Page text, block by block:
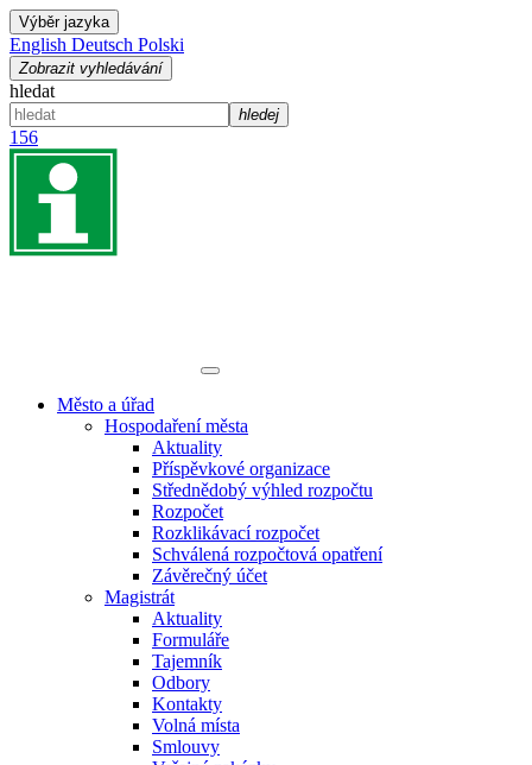
Výběr jazyka
English Deutsch Polski
Zobrazit vyhledávání
hledat
hledej
156
Město a úřad
Hospodaření města
Aktuality
Příspěvkové organizace
Střednědobý výhled rozpočtu
Rozpočet
Rozklikávací rozpočet
Schválená rozpočtová opatření
Závěrečný účet
Magistrát
Aktuality
Formuláře
Tajemník
Odbory
Kontakty
Volná místa
Smlouvy